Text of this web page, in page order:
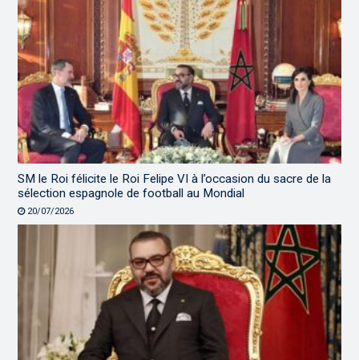
SM le Roi félicite le Roi Felipe VI à l’occasion du sacre de la
sélection espagnole de football au Mondial
20/07/2026